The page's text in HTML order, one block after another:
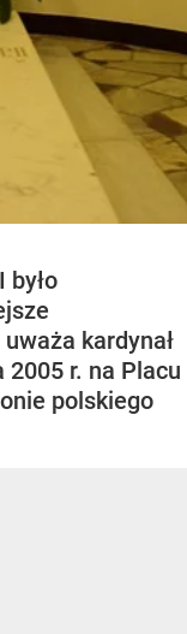
było
kardynał
r. na Placu
polskiego